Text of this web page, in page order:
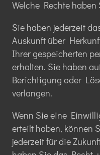
Welche Rechte
Sie haben jederzeit
Auskunft über
Ihrer gespeicherten
erhalten. Sie haben
Berichtigung oder
verlangen.
Wenn Sie eine
erteilt haben, können
jederzeit für die